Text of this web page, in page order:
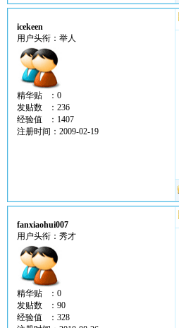
icekeen
用户头衔：举人
精华贴 ：0
发贴数 ：236
经验值 ：1407
注册时间：2009-02-19
fanxiaohui007
用户头衔：秀才
精华贴 ：0
发贴数 ：90
经验值 ：328